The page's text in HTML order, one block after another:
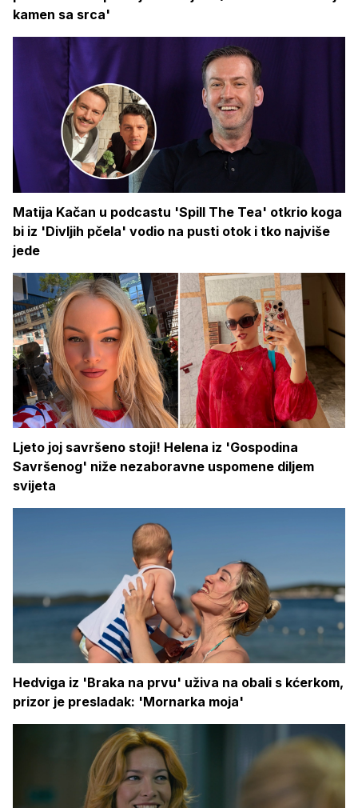
kamen sa srca'
Matija Kačan u podcastu 'Spill The Tea' otkrio koga
bi iz 'Divljih pčela' vodio na pusti otok i tko najviše
jede
Ljeto joj savršeno stoji! Helena iz 'Gospodina
Savršenog' niže nezaboravne uspomene diljem
svijeta
Hedviga iz 'Braka na prvu' uživa na obali s kćerkom,
prizor je presladak: 'Mornarka moja'